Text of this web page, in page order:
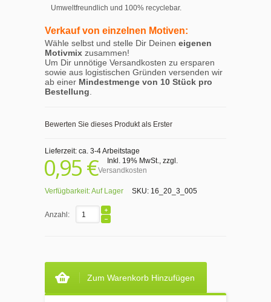
Umweltfreundlich und 100% recyclebar.
Verkauf von einzelnen Motiven:
Wähle selbst und stelle Dir Deinen eigenen
Motivmix zusammen!
Um Dir unnötige Versandkosten zu ersparen
sowie aus logistischen Gründen versenden wir
ab einer Mindestmenge von 10 Stück pro
Bestellung.
Bewerten Sie dieses Produkt als Erster
Lieferzeit: ca. 3-4 Arbeitstage
0,95 € Inkl. 19% MwSt., zzgl.
Versandkosten
Verfügbarkeit:Auf Lager SKU: 16_20_3_005
Anzahl:
Zum Warenkorb Hinzufügen